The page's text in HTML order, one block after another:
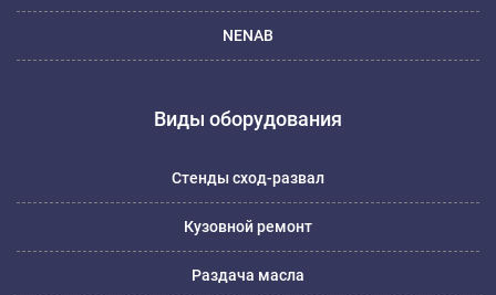
NENAB
Виды оборудования
Стенды сход-развал
Кузовной ремонт
Раздача масла